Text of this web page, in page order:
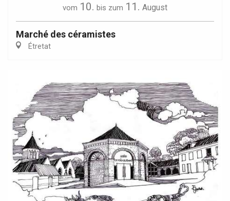
vom 10. bis zum 11. August
Marché des céramistes
Étretat